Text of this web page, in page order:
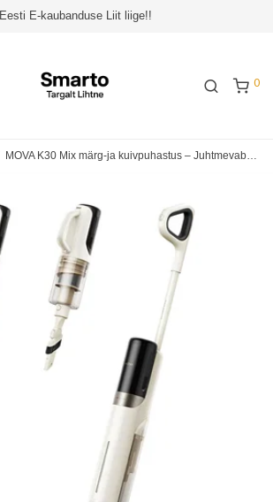
Eesti E-kaubanduse Liit liige!!
0
MOVA K30 Mix märg-ja kuivpuhastus – Juhtmevaba varstolmuimeja HMV24A